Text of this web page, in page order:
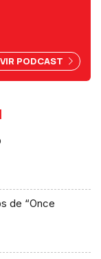
O
PODCAST
de “Once